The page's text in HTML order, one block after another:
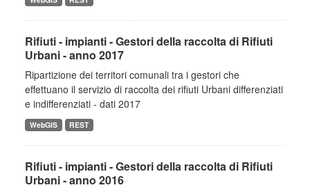
Rifiuti - impianti - Gestori della raccolta di Rifiuti
Urbani - anno 2017
Ripartizione dei territori comunali tra i gestori che
effettuano il servizio di raccolta dei rifiuti Urbani differenziati
e indifferenziati - dati 2017
WebGIS REST
Rifiuti - impianti - Gestori della raccolta di Rifiuti
Urbani - anno 2016